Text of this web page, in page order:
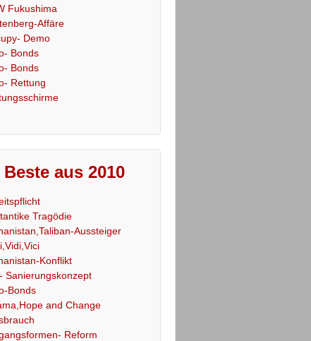
Fukushima
Affäre
Demo
Bonds
Bonds
Rettung
Beste aus 2010
Tragödie
Aussteiger
Konflikt
Sanierungskonzept
Bonds
and Change
Reform